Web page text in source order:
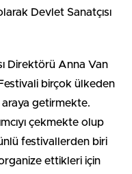
Devlet Sanatçısı
Direktörü Anna Van
birçok ülkeden
getirmekte.
çekmekte olup
festivallerden biri
ettikleri için